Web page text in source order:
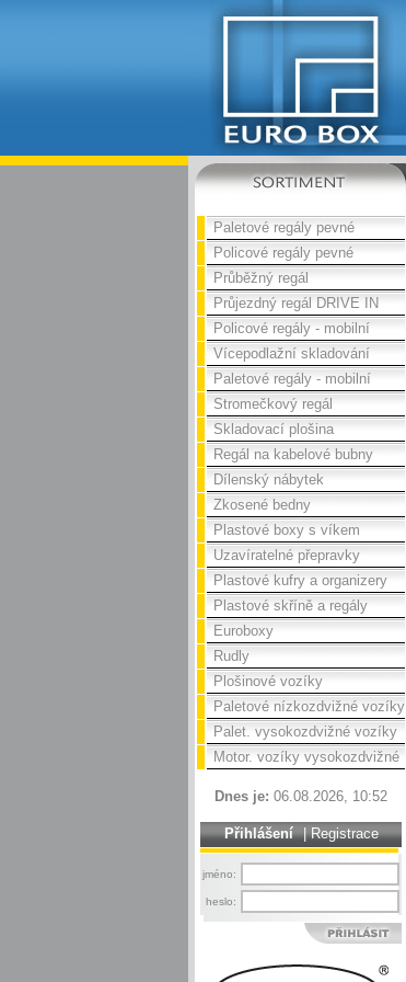
Paletové regály pevné
Policové regály pevné
Průběžný regál
Průjezdný regál DRIVE IN
Policové regály - mobilní
Vícepodlažní skladování
Paletové regály - mobilní
Stromečkový regál
Skladovací plošina
Regál na kabelové bubny
Dílenský nábytek
Zkosené bedny
Plastové boxy s víkem
Uzavíratelné přepravky
Plastové kufry a organizery
Plastové skříně a regály
Euroboxy
Rudly
Plošinové vozíky
Paletové nízkozdvižné vozíky
Palet. vysokozdvižné vozíky
Motor. vozíky vysokozdvižné
Dnes je: 06.08.2026, 10:52
Přihlášení |Registrace
jméno:
heslo: